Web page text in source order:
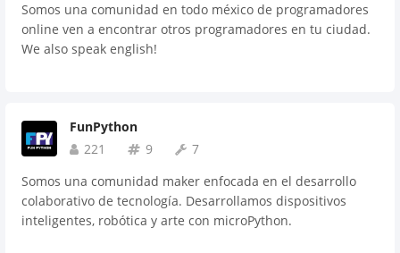
Somos una comunidad en todo méxico de programadores
online ven a encontrar otros programadores en tu ciudad.
We also speak english!
FunPython
221
9
7
Somos una comunidad maker enfocada en el desarrollo
colaborativo de tecnología. Desarrollamos dispositivos
inteligentes, robótica y arte con microPython.